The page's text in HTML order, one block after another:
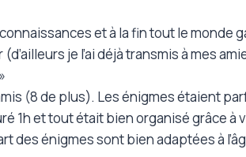
et à la fin tout le monde
je l’ai déjà transmis à mes
(8 de plus). Les énigmes étaient
1h et tout était bien organisé grâce à
des énigmes sont bien adaptées à